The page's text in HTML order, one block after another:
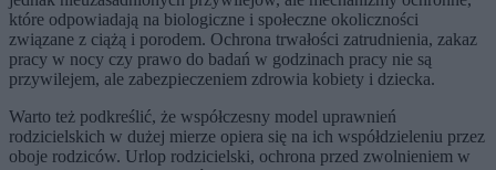
które odpowiadają na biologiczne i społeczne okoliczności
związane z ciążą i porodem. Ochrona trwałości zatrudnienia, zakaz
pracy w nocy czy prawo do badań w godzinach pracy nie są
przywilejem, ale zabezpieczeniem zdrowia kobiety i dziecka.
Warto też podkreślić, że współczesny model uprawnień
rodzicielskich w dużej mierze opiera się na ich współdzieleniu przez
oboje rodziców. Urlop rodzicielski, ochrona przed zwolnieniem w